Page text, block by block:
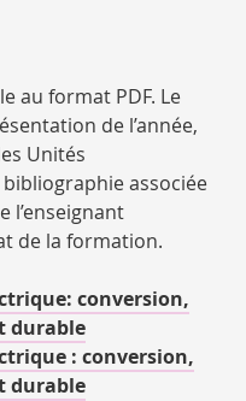
au format PDF. Le
de l’année,
Unités
bibliographie associée
l’enseignant
de la formation.
conversion,
durable
: conversion,
durable